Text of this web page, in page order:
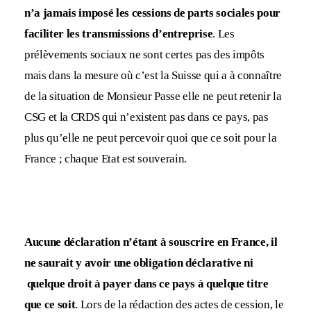
n’a jamais imposé les cessions de parts sociales pour
faciliter les transmissions d’entreprise. Les
prélèvements sociaux ne sont certes pas des impôts
mais dans la mesure où c’est la Suisse qui a à connaître
de la situation de Monsieur Passe elle ne peut retenir la
CSG et la CRDS qui n’existent pas dans ce pays, pas
plus qu’elle ne peut percevoir quoi que ce soit pour la
France ; chaque Etat est souverain.
Aucune déclaration n’étant à souscrire en France, il
ne saurait y avoir une obligation déclarative ni
quelque droit à payer dans ce pays à quelque titre
que ce soit. Lors de la rédaction des actes de cession, le